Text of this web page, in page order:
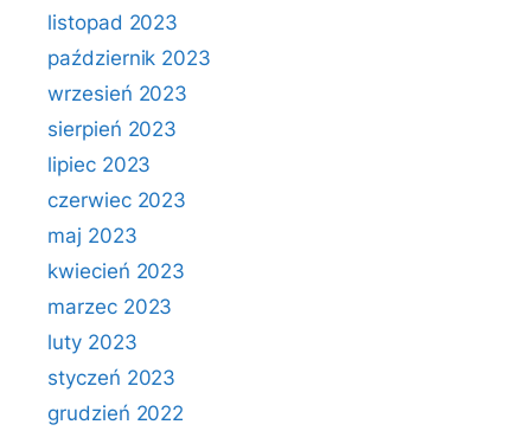
listopad 2023
październik 2023
wrzesień 2023
sierpień 2023
lipiec 2023
czerwiec 2023
maj 2023
kwiecień 2023
marzec 2023
luty 2023
styczeń 2023
grudzień 2022